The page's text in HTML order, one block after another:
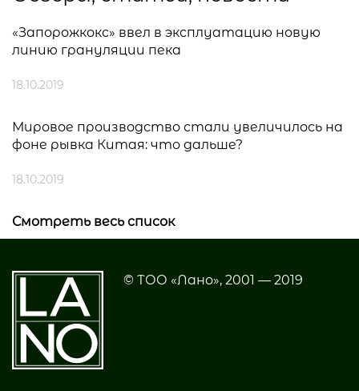
«Запорожкокс» ввел в эксплуатацию новую
линию грануляции пека
18.10.2019
Мировое производство стали увеличилось на
фоне рывка Китая: что дальше?
18.10.2019
Смотреть весь список
© ТОО «Лано», 2001 — 2019